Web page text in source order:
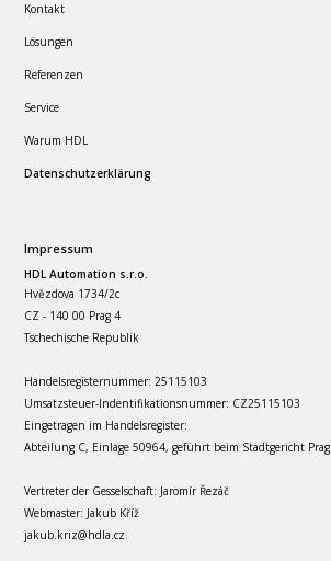
Kontakt
Lösungen
Referenzen
Service
Warum HDL
Datenschutzerklärung
Impressum
HDL Automation s.r.o.
Hvězdova 1734/2c
CZ - 140 00 Prag 4
Tschechische Republik
Handelsregisternummer: 25115103
Umsatzsteuer-Indentifikationsnummer: CZ25115103
Eingetragen im Handelsregister:
Abteilung C, Einlage 50964, geführt beim Stadtgericht Prag
Vertreter der Gesselschaft: Jaromír Řezáč
Webmaster: Jakub Kříž
jakub.kriz@hdla.cz